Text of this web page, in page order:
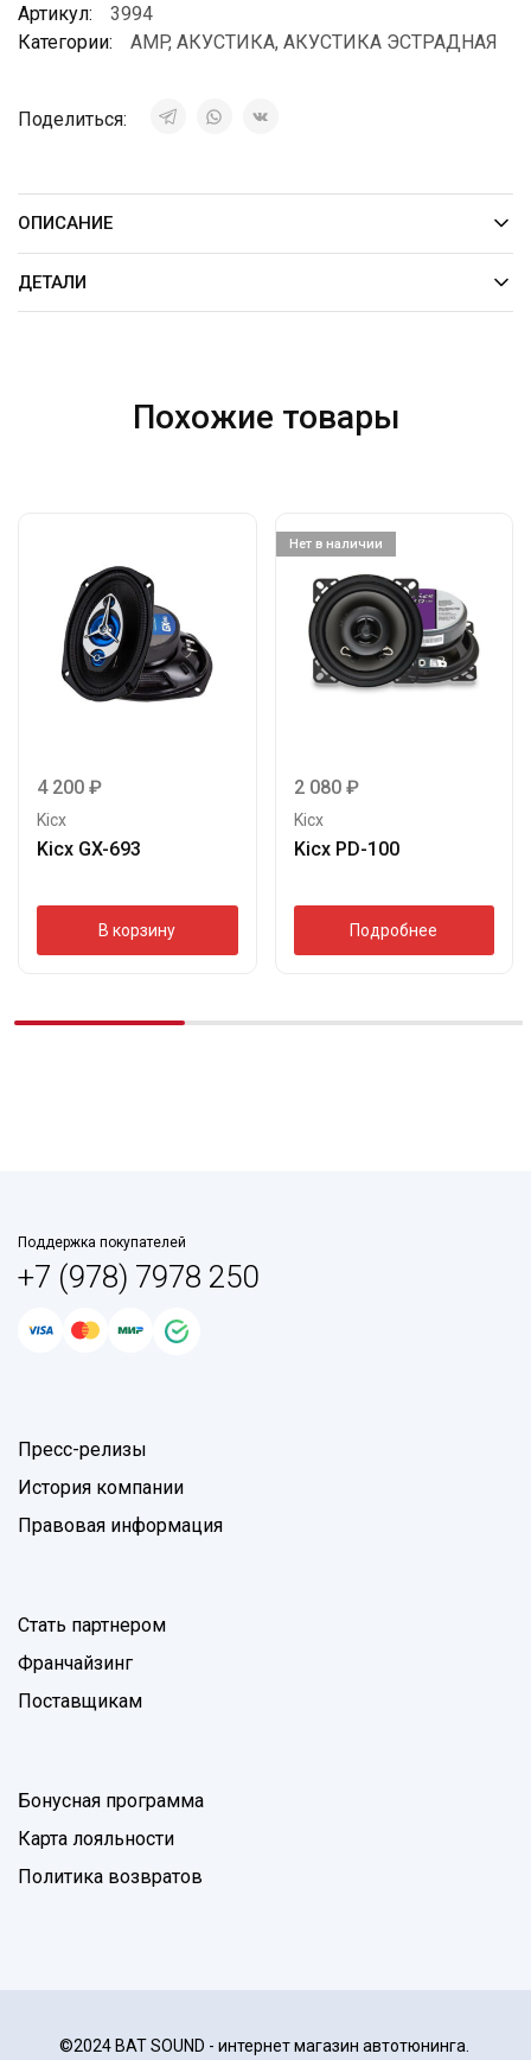
Артикул:
3994
Категории:
AMP, АКУСТИКА, АКУСТИКА ЭСТРАДНАЯ
Поделиться:
ОПИСАНИЕ
ДЕТАЛИ
Похожие товары
4 200 ₽
Kicx
Kicx GX-693
В корзину
Нет в наличии
2 080 ₽
Kicx
Kicx PD-100
Подробнее
Поддержка покупателей
+7 (978) 7978 250
Пресс-релизы
История компании
Правовая информация
Стать партнером
Франчайзинг
Поставщикам
Бонусная программа
Карта лояльности
Политика возвратов
©2024 BAT SOUND - интернет магазин автотюнинга.